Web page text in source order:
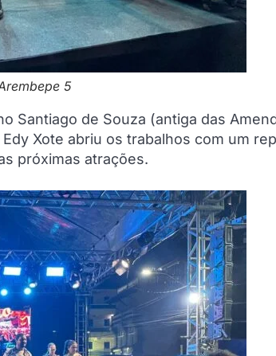
5
Santiago de Souza (antiga das
Xote abriu os trabalhos com um
próximas atrações.